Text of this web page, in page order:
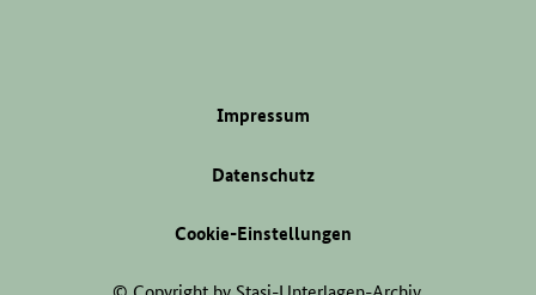
Impressum
Datenschutz
Cookie-Einstellungen